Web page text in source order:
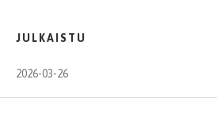
JULKAISTU
2026-03-26